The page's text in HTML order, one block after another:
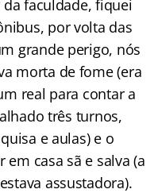
faculdade, fiquei
por volta das
grande perigo, nós
morta de fome (era
real para contar a
três turnos,
e aulas) e o
casa sã e salva (a
assustadora).